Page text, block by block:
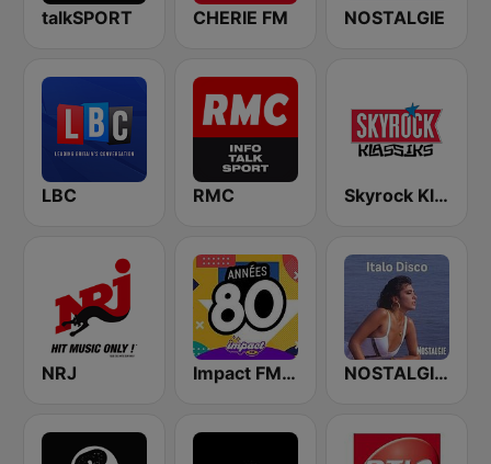
talkSPORT CHERIE FM NOSTALGIE
LBC RMC Skyrock Klassiks
NRJ Impact FM - Années 80 NOSTALGIE ITALO DISCO